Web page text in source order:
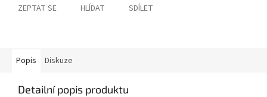
ZEPTAT SE HLÍDAT SDÍLET
Popis Diskuze
Detailní popis produktu